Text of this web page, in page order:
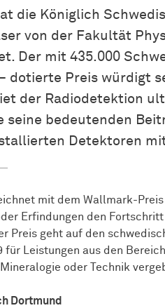
die Königlich
von der Fakultät
Der mit 435.000
dotierte Preis würdigt
der Radiodetektion
seine bedeutenden
Detektoren
mit dem Wallmark-
Erfindungen den
Preis geht auf den
für Leistungen aus den
oder Technik
Dortmund